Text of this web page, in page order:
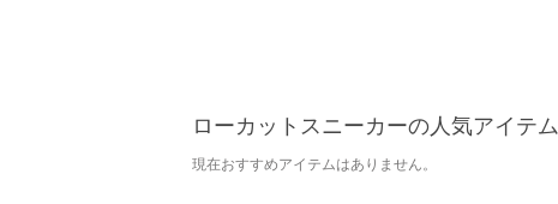
ローカットスニーカーの人気アイテム
現在おすすめアイテムはありません。